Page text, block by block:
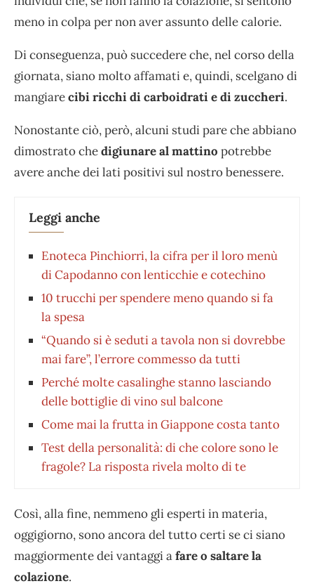
meno in colpa per non aver assunto delle calorie.
Di conseguenza, può succedere che, nel corso della
giornata, siano molto affamati e, quindi, scelgano di
mangiarecibi ricchi di carboidrati e di zuccheri.
Nonostante ciò, però, alcuni studi pare che abbiano
dimostrato chedigiunare al mattino potrebbe
avere anche dei lati positivi sul nostro benessere.
Leggi anche
Enoteca Pinchiorri, la cifra per il loro menù
di Capodanno con lenticchie e cotechino
10 trucchi per spendere meno quando si fa
la spesa
“Quando si è seduti a tavola non si dovrebbe
mai fare”, l’errore commesso da tutti
Perché molte casalinghe stanno lasciando
delle bottiglie di vino sul balcone
Come mai la frutta in Giappone costa tanto
Test della personalità: di che colore sono le
fragole? La risposta rivela molto di te
Così, alla fine, nemmeno gli esperti in materia,
oggigiorno, sono ancora del tutto certi se ci siano
maggiormente dei vantaggi afare o saltare la
colazione.